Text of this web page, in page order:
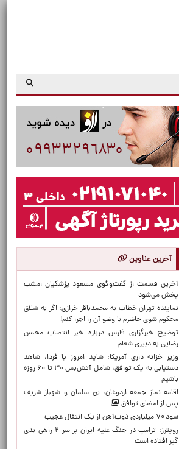
آخرین عناوین
آخرین قسمت از گفت‌وگوی مسعود پزشکیان امشب
پخش می‌شود
نماینده تهران خطاب به محمدباقر خرازی: اگر به شلاق
محکوم شوی حاضرم با وضو آن را اجرا کنم!
توضیح خبرگزاری فارس درباره خبر انتصاب محسن
رضایی به دبیری شعام
وزیر خزانه داری آمریکا: شاید امروز یا فردا، شاهد
دستیابی به یک توافق، شامل آتش‌بس ۳۰ تا ۶۰ روزه
باشیم
اقامه نماز جمعه اردوغان، بن ‌سلمان و شهباز شریف
پس از امضای توافق
سود ۷۰ میلیاردی ذوب‌آهن از یک انتقال عجیب
رویترز: ترامپ در جنگ علیه ایران بر سر ۲ راهی بدی
گیر افتاده است